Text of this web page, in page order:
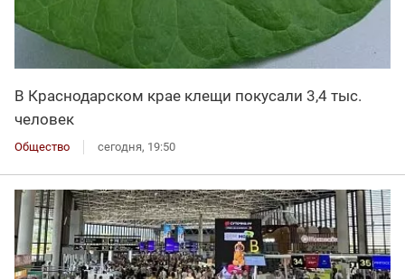
В Краснодарском крае клещи покусали 3,4 тыс.
человек
Общество сегодня, 19:50